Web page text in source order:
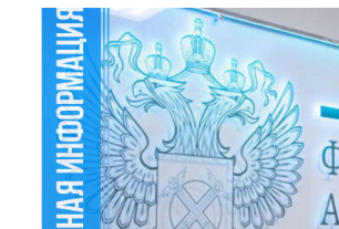
1 ч. 1 ст. 43 Закона № 44-ФЗ. Запрос
России и касался вопроса:
понятие перечнем, утверждённым
Правительства РФ № 584-р, либо
ресурсы. Минфин указал: понятие
реестры» не сводится к перечню по